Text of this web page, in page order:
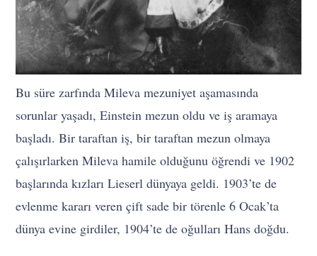
Bu süre zarfında Mileva mezuniyet aşamasında
sorunlar yaşadı, Einstein mezun oldu ve iş aramaya
başladı. Bir taraftan iş, bir taraftan mezun olmaya
çalışırlarken Mileva hamile olduğunu öğrendi ve 1902
başlarında kızları Lieserl dünyaya geldi. 1903’te de
evlenme kararı veren çift sade bir törenle 6 Ocak’ta
dünya evine girdiler, 1904’te de oğulları Hans doğdu.